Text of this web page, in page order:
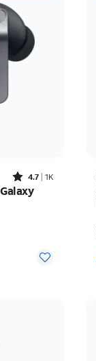
Rated4.7out of 5 stars with1828reviews
4.7 1K